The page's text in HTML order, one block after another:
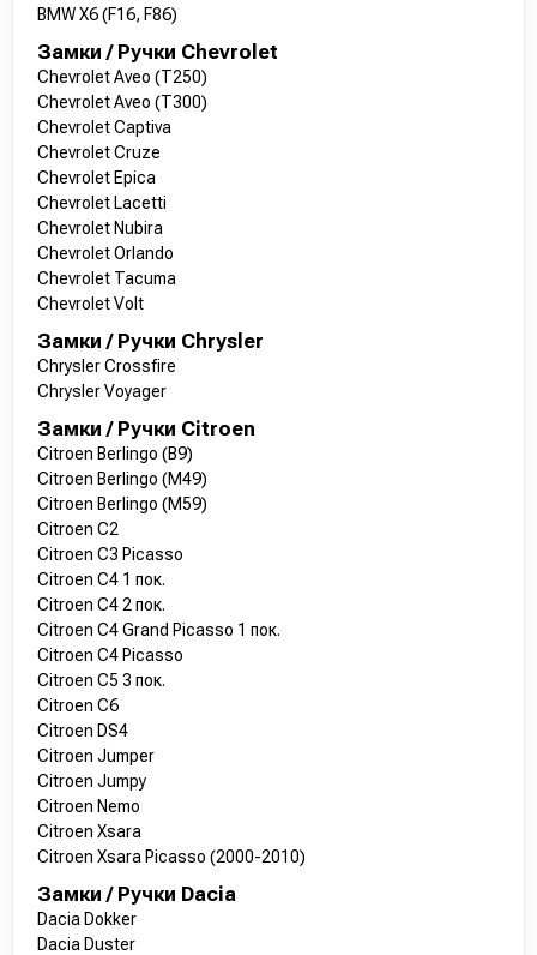
BMW X6 (F16, F86)
Замки / Ручки Chevrolet
Chevrolet Aveo (T250)
Chevrolet Aveo (T300)
Chevrolet Captiva
Chevrolet Cruze
Chevrolet Epica
Chevrolet Lacetti
Chevrolet Nubira
Chevrolet Orlando
Chevrolet Tacuma
Chevrolet Volt
Замки / Ручки Chrysler
Chrysler Crossfire
Chrysler Voyager
Замки / Ручки Citroen
Citroen Berlingo (B9)
Citroen Berlingo (M49)
Citroen Berlingo (M59)
Citroen C2
Citroen C3 Picasso
Citroen C4 1 пок.
Citroen C4 2 пок.
Citroen C4 Grand Picasso 1 пок.
Citroen C4 Picasso
Citroen C5 3 пок.
Citroen C6
Citroen DS4
Citroen Jumper
Citroen Jumpy
Citroen Nemo
Citroen Xsara
Citroen Xsara Picasso (2000-2010)
Замки / Ручки Dacia
Dacia Dokker
Dacia Duster